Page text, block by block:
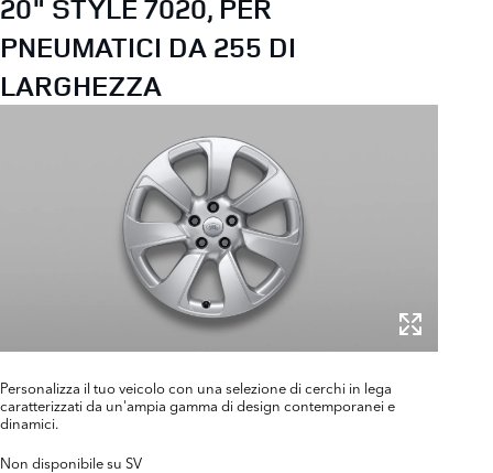
20" STYLE 7020, PER
PNEUMATICI DA 255 DI
LARGHEZZA
Personalizza il tuo veicolo con una selezione di cerchi in lega
caratterizzati da un'ampia gamma di design contemporanei e
dinamici.
Non disponibile su SV